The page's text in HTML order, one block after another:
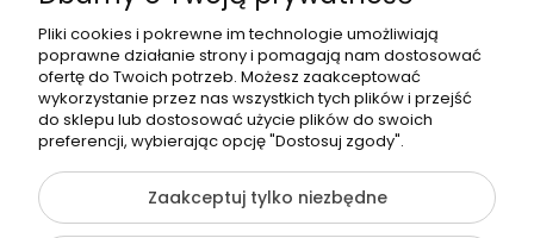
518358020
©2026 Wszelkie Prawa Zastrzeżone | Zrób Sobie Krem
Szablon Flex byEcommercy
Pliki cookies i pokrewne im technologie umożliwiają
poprawne działanie strony i pomagają nam dostosować
ofertę do Twoich potrzeb. Możesz zaakceptować
wykorzystanie przez nas wszystkich tych plików i przejść
do sklepu lub dostosować użycie plików do swoich
preferencji, wybierając opcję "Dostosuj zgody".
Zaakceptuj tylko niezbędne